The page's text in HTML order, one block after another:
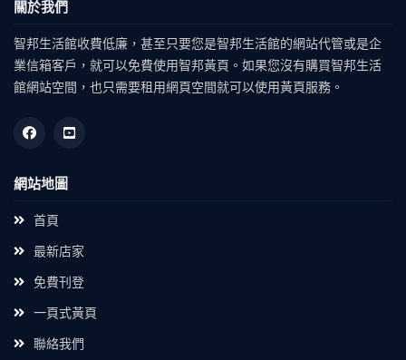
關於我們
智邦生活館收費低廉，甚至只要您是智邦生活館的網站代管或是企
業信箱客戶，就可以免費使用智邦黃頁。如果您沒有購買智邦生活
館網站空間，也只需要租用網頁空間就可以使用黃頁服務。
網站地圖
首頁
最新店家
免費刊登
一頁式黃頁
聯絡我們